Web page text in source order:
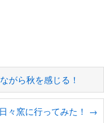
がら秋を感じる！
々窯に行ってみた！ →